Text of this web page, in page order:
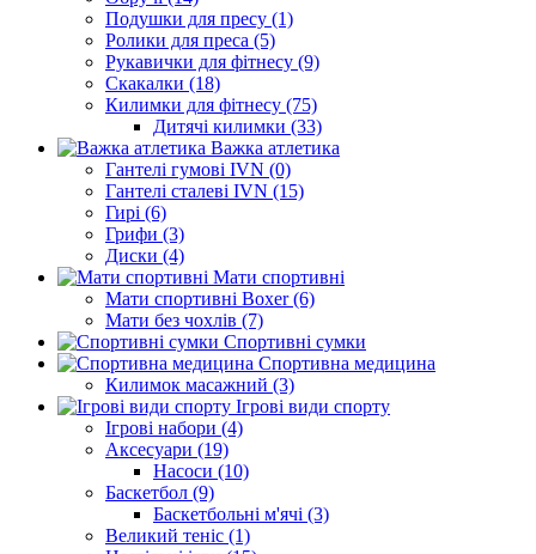
Подушки для пресу (1)
Ролики для преса (5)
Рукавички для фітнесу (9)
Скакалки (18)
Килимки для фітнесу (75)
Дитячі килимки (33)
Важка атлетика
Гантелі гумові IVN (0)
Гантелі сталеві IVN (15)
Гирі (6)
Грифи (3)
Диски (4)
Мати спортивні
Мати спортивні Boxer (6)
Мати без чохлів (7)
Спортивні сумки
Спортивна медицина
Килимок масажний (3)
Ігрові види спорту
Ігрові набори (4)
Аксесуари (19)
Насоси (10)
Баскетбол (9)
Баскетбольні м'ячі (3)
Великий теніс (1)